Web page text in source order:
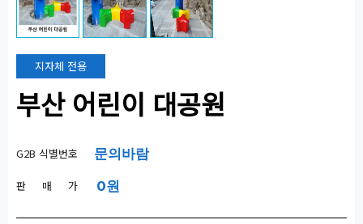
지자체 전용
부산 어린이 대공원
G2B 식별번호 문의바람
판 매 가 0원